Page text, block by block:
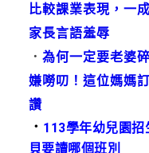
比較課業表現，一
家長言語羞辱
． 為何一定要老婆
嫌嘮叨！這位媽媽
讚
． 113學年幼兒園
貝要讀哪個班別